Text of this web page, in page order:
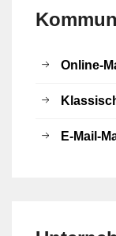
Online-
E-Mail-